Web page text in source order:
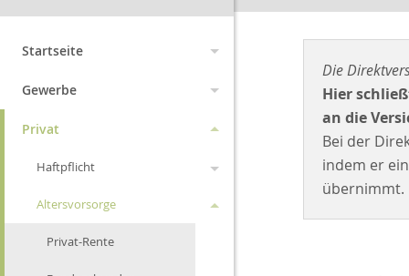
Startseite
Aktuelles
Archiv
Neu zum 01.09.2012
Änderungen 2012
Wechsel Strom,Gas
Änderungen 2011
Änderungen 2026
Angebotsanfragen
Wissenswertes
Geschichte und
Versicherungen
Lexikon
Suche
Gewerbe
Manager
Vertrauensschäden
Fuhrpark
Vermieterrechtsschutz
Privat
Haftpflicht
Privathaftpflicht
Leistungen
Diensthaftpflicht
Altersvorsorge
Privat-Rente
Die
Hier
an die
Bei der
indem er
übernimmt.